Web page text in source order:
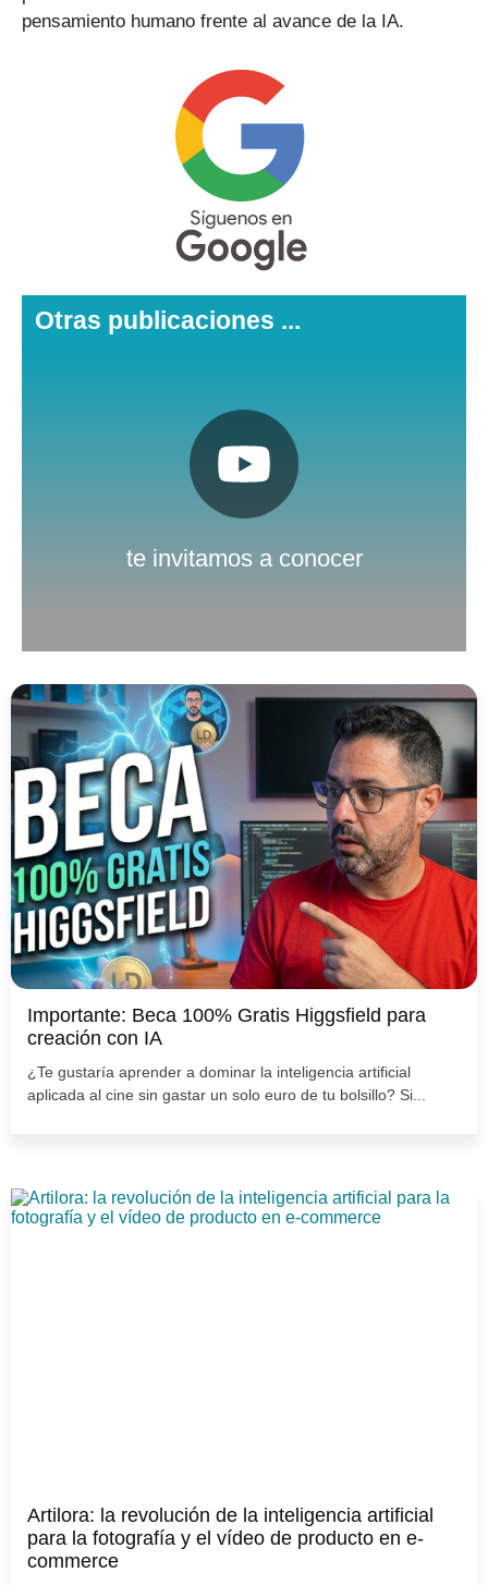
pensamiento humano frente al avance de la IA.
Otras publicaciones ...
te invitamos a conocer
Pulsa aquí
Importante: Beca 100% Gratis Higgsfield para
creación con IA
¿Te gustaría aprender a dominar la inteligencia artificial
aplicada al cine sin gastar un solo euro de tu bolsillo? Si...
Artilora: la revolución de la inteligencia artificial
para la fotografía y el vídeo de producto en e-
commerce